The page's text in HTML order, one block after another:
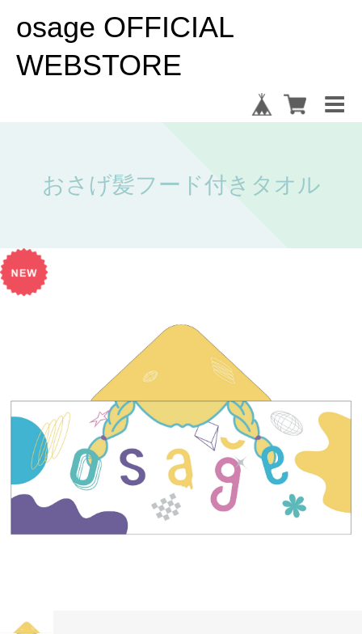
osage OFFICIAL
WEBSTORE
おさげ髪フード付きタオル